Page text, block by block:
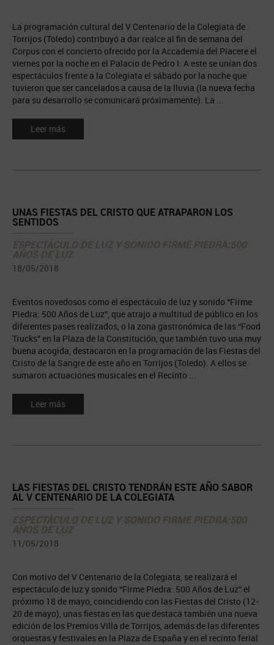
La programación cultural del V Centenario de la Colegiata de
Torrijos (Toledo) contribuyó a dar realce al fin de semana del
Corpus con el concierto ofrecido por la Accademia del Piacere el
viernes por la noche en el Palacio de Pedro I. A este se unían dos
espectáculos frente a la Colegiata el sábado por la noche que
tuvieron que ser cancelados a causa de la lluvia (la nueva fecha
para su desarrollo se comunicará próximamente). La ...
Leer más
UNAS FIESTAS DEL CRISTO QUE ATRAPARON LOS
SENTIDOS
ESPECTÁCULO DE LUZ Y SONIDO FIRME PIEDRA:500
AÑOS DE LUZ
18/05/2018
Eventos novedosos como el espectáculo de luz y sonido “Firme
Piedra: 500 Años de Luz”, que atrajo a multitud de público en los
diferentes pases realizados, o la zona gastronómica de las “Food
Trucks” en la Plaza de la Constitución, que también tuvo una muy
buena acogida, destacaron en la programación de las Fiestas del
Cristo de la Sangre de este año en Torrijos (Toledo). A ellos se
sumaron actuaciones musicales en el Recinto ...
Leer más
LAS FIESTAS DEL CRISTO TENDRÁN ESTE AÑO SABOR
AL V CENTENARIO DE LA COLEGIATA
ESPECTÁCULO DE LUZ Y SONIDO FIRME PIEDRA:500
AÑOS DE LUZ
11/05/2018
Con motivo del V Centenario de la Colegiata, se realizará el
espectáculo de luz y sonido “Firme Piedra: 500 Años de Luz” el
próximo 18 de mayo, coincidiendo con las Fiestas del Cristo (12-
20 de mayo), unas fiestas en las que destaca también una nueva
edición de los Premios Villa de Torrijos, además de las diferentes
orquestas y festivales en la Plaza de España y en el recinto ferial